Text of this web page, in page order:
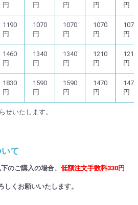
円
円
円
円
円
1190
円
1070
円
1070
円
1070
円
1070
円
1460
円
1340
円
1340
円
1210
円
1210
円
1830
円
1590
円
1590
円
1470
円
1470
円
せいたします。
て
のご購入の場合、 低額注文手数料330円
くお願いいたします。